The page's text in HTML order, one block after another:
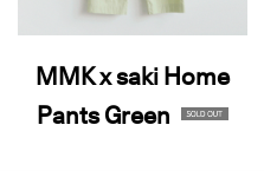
MMK x saki Home
Pants Green